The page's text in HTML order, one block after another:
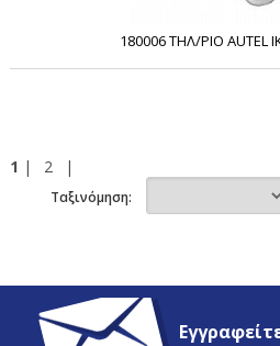
180006 ΤΗΛ/ΡΙΟ AUTEL
1 | 2 |
Ταξινόμηση: